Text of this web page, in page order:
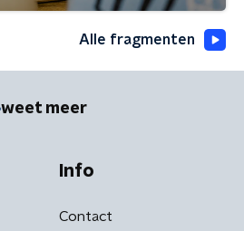
Alle fragmenten
weet meer
Info
Contact